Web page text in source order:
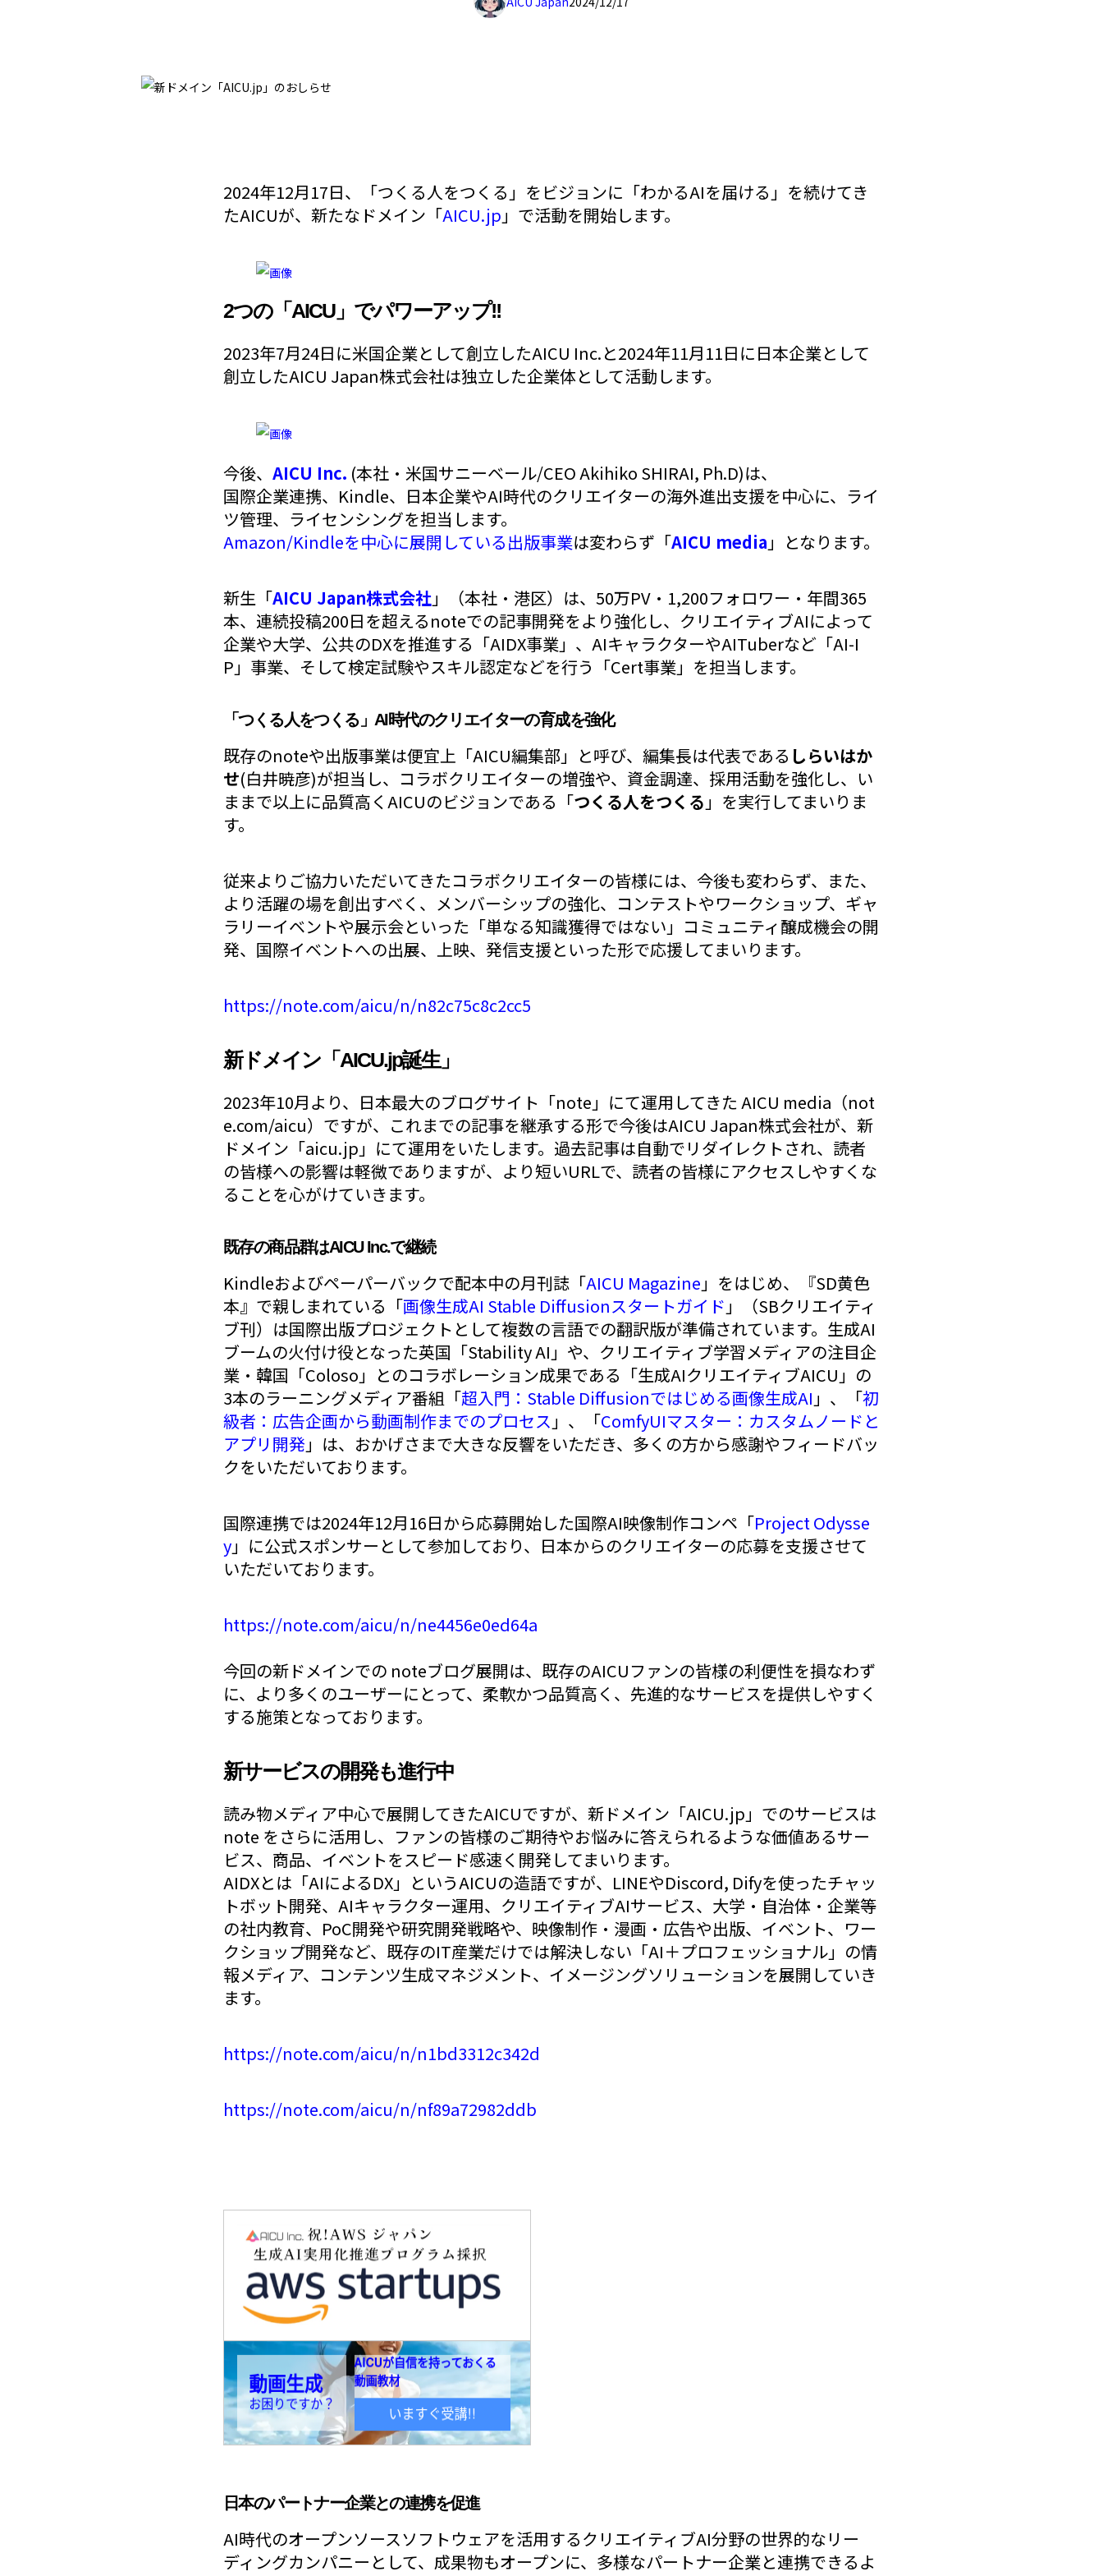
2024年12月17日、「つくる人をつくる」をビジョンに「わかるAIを届ける」を続けてき
たAICUが、新たなドメイン「AICU.jp 」で活動を開始します。
2つの「AICU」でパワーアップ!!
2023年7月24日に米国企業として創立したAICU Inc.と2024年11月11日に日本企業として
創立したAICU Japan株式会社は独立した企業体として活動します。
今後、 AICU Inc. (本社・米国サニーベール/CEO Akihiko SHIRAI, Ph.D)は、
国際企業連携、Kindle、日本企業やAI時代のクリエイターの海外進出支援を中心に、ライ
ツ管理、ライセンシングを担当します。
Amazon/Kindleを中心に展開している出版事業は変わらず「AICU media 」となります。
新生「AICU Japan株式会社」（本社・港区）は、50万PV・1,200フォロワー・年間365
本、連続投稿200日を超えるnoteでの記事開発をより強化し、クリエイティブAIによって
企業や大学、公共のDXを推進する「AIDX事業」、AIキャラクターやAITuberなど「AI-I
P」事業、そして検定試験やスキル認定などを行う「Cert事業」を担当します。
「つくる人をつくる」AI時代のクリエイターの育成を強化
既存のnoteや出版事業は便宜上「AICU編集部」と呼び、編集長は代表である しらいはか
せ(白井暁彦)が担当し、コラボクリエイターの増強や、資金調達、採用活動を強化し、い
ままで以上に品質高くAICUのビジョンである「つくる人をつくる 」を実行してまいりま
す。
従来よりご協力いただいてきたコラボクリエイターの皆様には、今後も変わらず、また、
より活躍の場を創出すべく、メンバーシップの強化、コンテストやワークショップ、ギャ
ラリーイベントや展示会といった「単なる知識獲得ではない」コミュニティ醸成機会の開
発、国際イベントへの出展、上映、発信支援といった形で応援してまいります。
https://note.com/aicu/n/n82c75c8c2cc5
新ドメイン「AICU.jp誕生」
2023年10月より、日本最大のブログサイト「note」にて運用してきた AICU media（not
e.com/aicu）ですが、これまでの記事を継承する形で今後はAICU Japan株式会社が、新
ドメイン「aicu.jp」にて運用をいたします。過去記事は自動でリダイレクトされ、読者
の皆様への影響は軽微でありますが、より短いURLで、読者の皆様にアクセスしやすくな
ることを心がけていきます。
既存の商品群はAICU Inc.で継続
Kindleおよびペーパーバックで配本中の月刊誌「AICU Magazine 」をはじめ、『SD黄色
本』で親しまれている「画像生成AI Stable Diffusionスタートガイド 」（SBクリエイティ
ブ刊）は国際出版プロジェクトとして複数の言語での翻訳版が準備されています。生成AI
ブームの火付け役となった英国「Stability AI」や、クリエイティブ学習メディアの注目企
業・韓国「Coloso」とのコラボレーション成果である「生成AIクリエイティブAICU」の
3本のラーニングメディア番組「超入門：Stable Diffusionではじめる画像生成AI 」、「初
級者：広告企画から動画制作までのプロセス 」、「ComfyUIマスター：カスタムノードと
アプリ開発 」は、おかげさまで大きな反響をいただき、多くの方から感謝やフィードバッ
クをいただいております。
国際連携では2024年12月16日から応募開始した国際AI映像制作コンペ「Project Odysse
y」に公式スポンサーとして参加しており、日本からのクリエイターの応募を支援させて
いただいております。
https://note.com/aicu/n/ne4456e0ed64a
今回の新ドメインでの noteブログ展開は、既存のAICUファンの皆様の利便性を損なわず
に、より多くのユーザーにとって、柔軟かつ品質高く、先進的なサービスを提供しやすく
する施策となっております。
新サービスの開発も進行中
読み物メディア中心で展開してきたAICUですが、新ドメイン「AICU.jp」でのサービスは
note をさらに活用し、ファンの皆様のご期待やお悩みに答えられるような価値あるサー
ビス、商品、イベントをスピード感速く開発してまいります。
AIDXとは「AIによるDX」というAICUの造語ですが、LINEやDiscord, Difyを使ったチャッ
トボット開発、AIキャラクター運用、クリエイティブAIサービス、大学・自治体・企業等
の社内教育、PoC開発や研究開発戦略や、映像制作・漫画・広告や出版、イベント、ワー
クショップ開発など、既存のIT産業だけでは解決しない「AI＋プロフェッショナル」の情
報メディア、コンテンツ生成マネジメント、イメージングソリューションを展開していき
ます。
https://note.com/aicu/n/n1bd3312c342d
https://note.com/aicu/n/nf89a72982ddb
日本のパートナー企業との連携を促進
AI時代のオープンソースソフトウェアを活用するクリエイティブAI分野の世界的なリー
ディングカンパニーとして、成果物もオープンに、多様なパートナー企業と連携できるよ